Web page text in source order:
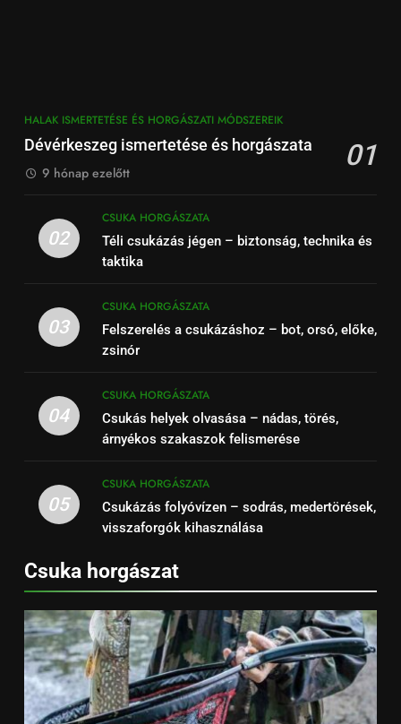
HALAK ISMERTETÉSE ÉS HORGÁSZATI MÓDSZEREIK
Dévérkeszeg ismertetése és horgászata 01
9 hónap ezelőtt
02
CSUKA HORGÁSZATA
Téli csukázás jégen – biztonság, technika és
taktika
03
CSUKA HORGÁSZATA
Felszerelés a csukázáshoz – bot, orsó, előke,
zsinór
04
CSUKA HORGÁSZATA
Csukás helyek olvasása – nádas, törés,
árnyékos szakaszok felismerése
05
CSUKA HORGÁSZATA
Csukázás folyóvízen – sodrás, medertörések,
visszaforgók kihasználása
Csuka horgászat